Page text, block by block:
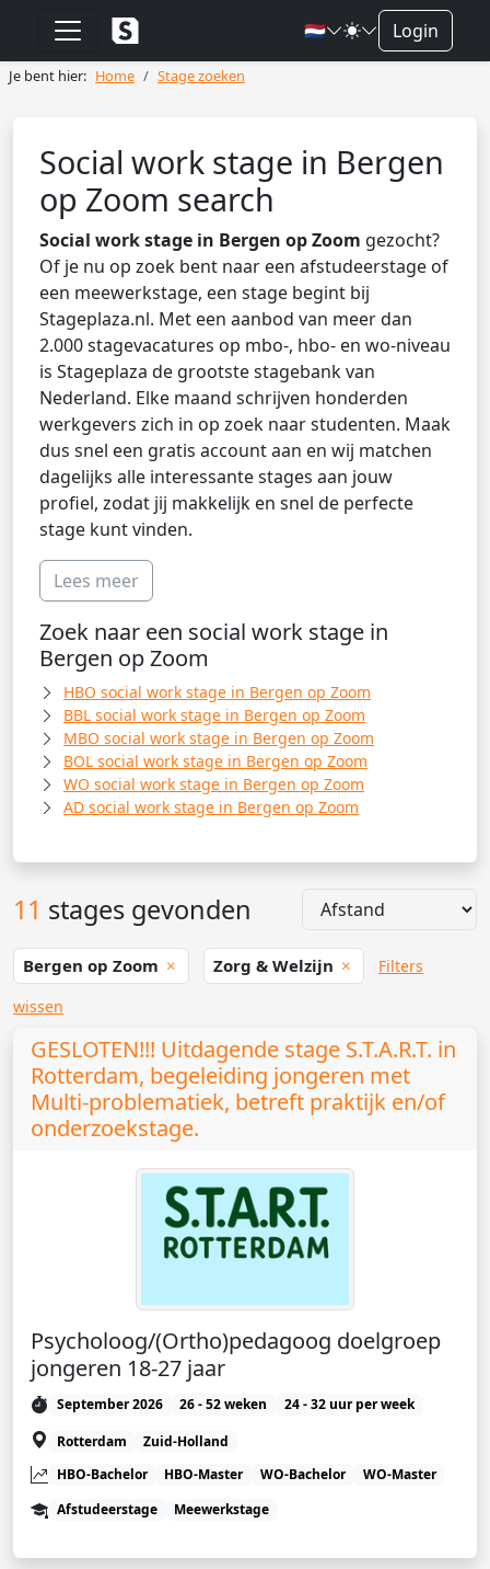
🇳🇱 Login
Je bent hier: Home Stage zoeken
Social work stage in Bergen
op Zoom search
Social work stage in Bergen op Zoom gezocht?
Of je nu op zoek bent naar een afstudeerstage of
een meewerkstage, een stage begint bij
Stageplaza.nl. Met een aanbod van meer dan
2.000 stagevacatures op mbo-, hbo- en wo-niveau
is Stageplaza de grootste stagebank van
Nederland. Elke maand schrijven honderden
werkgevers zich in op zoek naar studenten. Maak
dus snel een gratis account aan en wij matchen
dagelijks alle interessante stages aan jouw
profiel, zodat jij makkelijk en snel de perfecte
stage kunt vinden.
Lees meer
Zoek naar een social work stage in
Bergen op Zoom
HBO social work stage in Bergen op Zoom
BBL social work stage in Bergen op Zoom
MBO social work stage in Bergen op Zoom
BOL social work stage in Bergen op Zoom
WO social work stage in Bergen op Zoom
AD social work stage in Bergen op Zoom
11 stages gevonden
Bergen op Zoom Zorg & Welzijn
Filters
wissen
GESLOTEN!!! Uitdagende stage S.T.A.R.T. in
Rotterdam, begeleiding jongeren met
Multi-problematiek, betreft praktijk en/of
onderzoekstage.
Psycholoog/(Ortho)pedagoog doelgroep
jongeren 18-27 jaar
September 2026 26 - 52 weken
24 - 32 uur per week
Rotterdam
Zuid-Holland
HBO-Bachelor
HBO-Master WO-Bachelor
WO-Master
Afstudeerstage
Meewerkstage